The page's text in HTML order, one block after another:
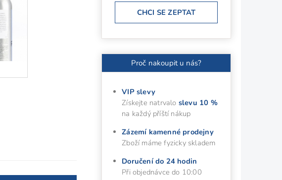
CHCI SE ZEPTAT
Proč nakoupit u nás?
VIP slevy
Získejte natrvalo slevu 10 %
na každý příští nákup
Zázemí kamenné prodejny
Zboží máme fyzicky skladem
Doručení do 24 hodin
Při objednávce do 10:00